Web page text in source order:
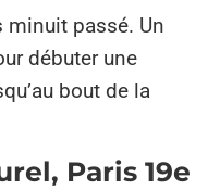
passé. Un
débuter une
bout de la
Paris 19e